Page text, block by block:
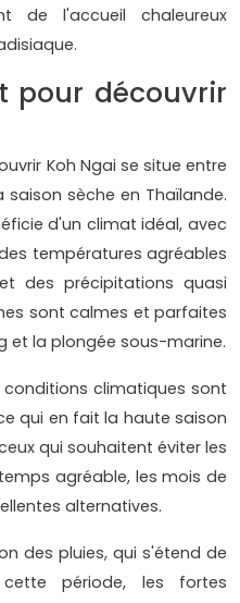
de l'accueil chaleureux
pour découvrir
Koh Ngai se situe entre
sèche en Thaïlande.
d'un climat idéal, avec
températures agréables
des précipitations quasi
sont calmes et parfaites
et la plongée sous-marine.
conditions climatiques sont
qui en fait la haute saison
qui souhaitent éviter les
agréable, les mois de
alternatives.
des pluies, qui s'étend de
période, les fortes